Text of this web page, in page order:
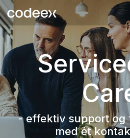
Skip
to
the
main
content.
- effektiv support og
med ét